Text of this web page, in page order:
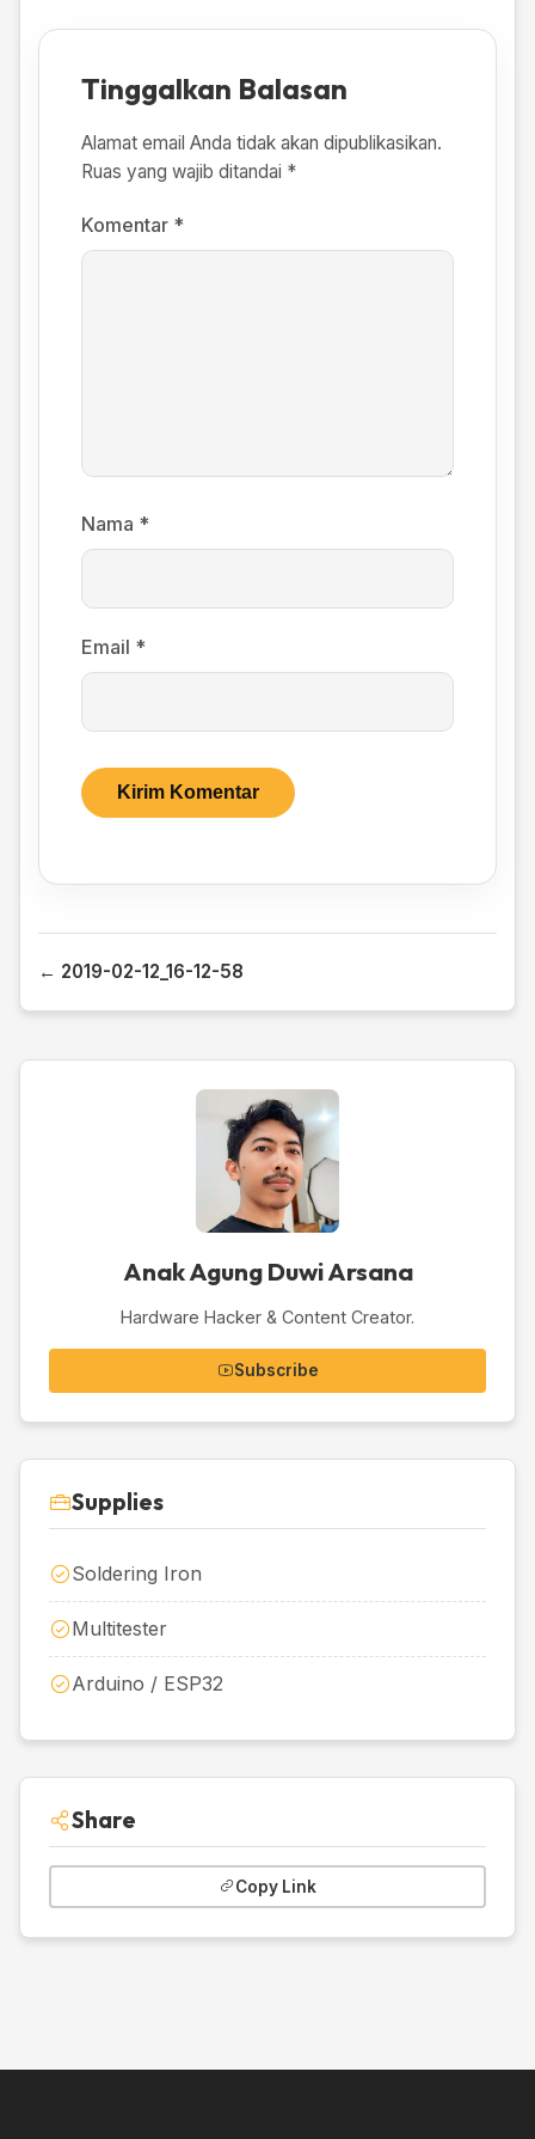
Tinggalkan Balasan
Alamat email Anda tidak akan dipublikasikan.
Ruas yang wajib ditandai *
Komentar *
Nama *
Email *
← 2019-02-12_16-12-58
Anak Agung Duwi Arsana
Hardware Hacker & Content Creator.
Subscribe
Supplies
Soldering Iron
Multitester
Arduino / ESP32
Share
Copy Link